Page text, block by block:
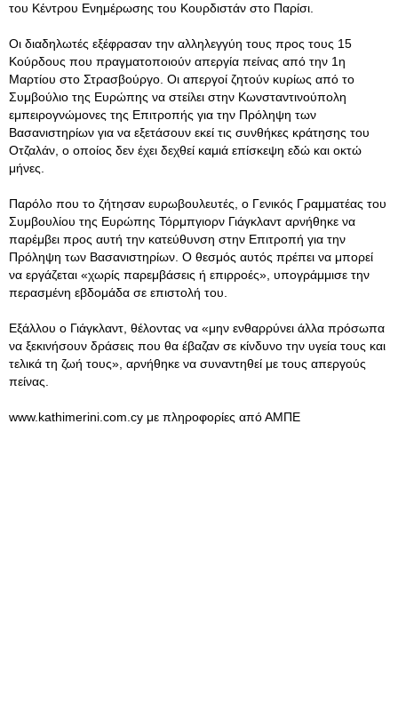
του Κέντρου Ενημέρωσης του Κουρδιστάν στο Παρίσι.
Οι διαδηλωτές εξέφρασαν την αλληλεγγύη τους προς τους 15
Κούρδους που πραγματοποιούν απεργία πείνας από την 1η
Μαρτίου στο Στρασβούργο. Οι απεργοί ζητούν κυρίως από το
Συμβούλιο της Ευρώπης να στείλει στην Κωνσταντινούπολη
εμπειρογνώμονες της Επιτροπής για την Πρόληψη των
Βασανιστηρίων για να εξετάσουν εκεί τις συνθήκες κράτησης του
Οτζαλάν, ο οποίος δεν έχει δεχθεί καμιά επίσκεψη εδώ και οκτώ
μήνες.
Παρόλο που το ζήτησαν ευρωβουλευτές, ο Γενικός Γραμματέας του
Συμβουλίου της Ευρώπης Τόρμπγιορν Γιάγκλαντ αρνήθηκε να
παρέμβει προς αυτή την κατεύθυνση στην Επιτροπή για την
Πρόληψη των Βασανιστηρίων. Ο θεσμός αυτός πρέπει να μπορεί
να εργάζεται «χωρίς παρεμβάσεις ή επιρροές», υπογράμμισε την
περασμένη εβδομάδα σε επιστολή του.
Εξάλλου ο Γιάγκλαντ, θέλοντας να «μην ενθαρρύνει άλλα πρόσωπα
να ξεκινήσουν δράσεις που θα έβαζαν σε κίνδυνο την υγεία τους και
τελικά τη ζωή τους», αρνήθηκε να συναντηθεί με τους απεργούς
πείνας.
www.kathimerini.com.cy με πληροφορίες από ΑΜΠΕ